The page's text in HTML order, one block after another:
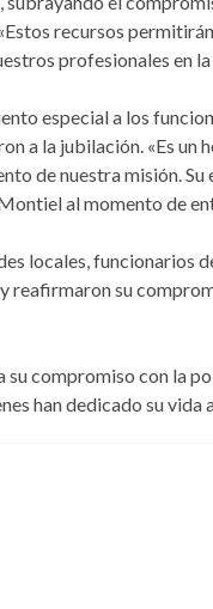
recursos
profesionales en
especial a los
a la jubilación. «Es un
de nuestra misión.
al momento de
locales, funcionarios
reafirmaron su
su compromiso con la
han dedicado su vida